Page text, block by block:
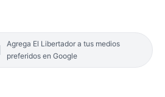
Agrega El Libertador a tus medios
preferidos en Google